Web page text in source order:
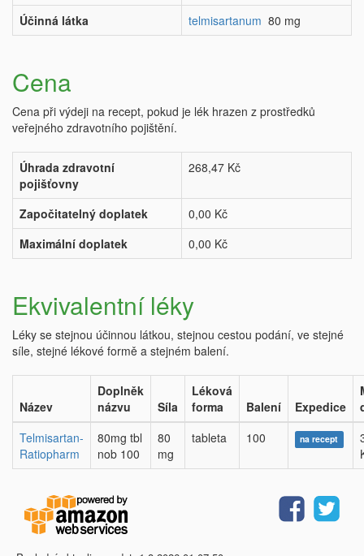
Účinná látka
telmisartanum 80 mg
Cena
Cena při výdeji na recept, pokud je lék hrazen z prostředků
veřejného zdravotního pojištění.
Úhrada zdravotní
pojišťovny
268,47 Kč
Započitatelný doplatek
0,00 Kč
Maximální doplatek
0,00 Kč
Ekvivalentní léky
Léky se stejnou účinnou látkou, stejnou cestou podání, ve stejné
síle, stejné lékové formě a stejném balení.
Název
Doplněk
názvu
Síla
Léková
forma
Balení Expedice
Telmisartan-
Ratiopharm
80mg tbl
nob 100
80
mg
tableta 100 na recept